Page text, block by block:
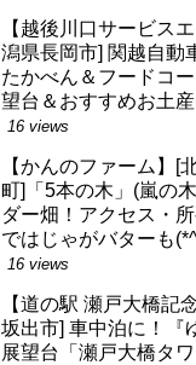
【越後川口サービス
潟県長岡市] 関越自動
たかべん＆フードコ
望台＆おすすめお土
16 views
【かんのファーム】[
町]「5本の木」(嵐の
ダー畑！アクセス・
ではじゃがバターも
16 views
【道の駅 瀬戸大橋記
坂出市] 車中泊に！『
展望台「瀬戸大橋タ